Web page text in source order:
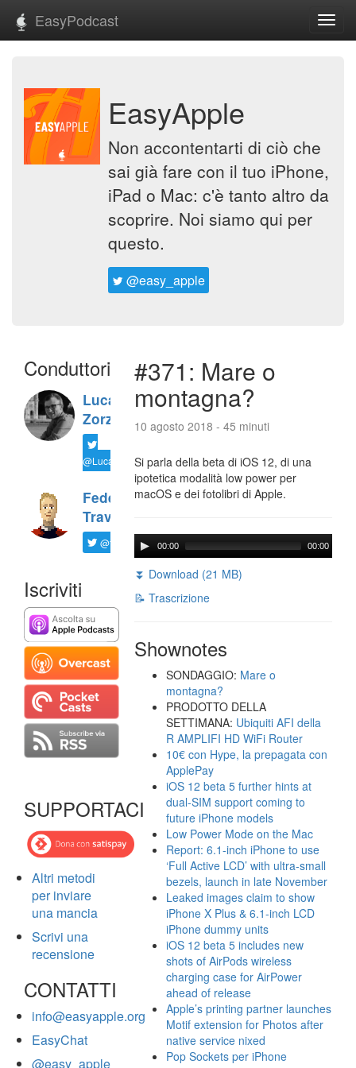
EasyPodcast
EasyApple
Non accontentarti di ciò che
sai già fare con il tuo iPhone,
iPad o Mac: c'è tanto altro da
scoprire. Noi siamo qui per
questo.
@easy_apple
Conduttori
Luca
Zorzi
@LucaTNT
Federico
Travaini
@ftrava
Iscriviti
SUPPORTACI
Altri metodi
per inviare
una mancia
Scrivi una
recensione
CONTATTI
info@easyapple.org
EasyChat
@easy_apple
#371: Mare o
montagna?
10 agosto 2018 - 45 minuti
Si parla della beta di iOS 12, di una
ipotetica modalità low power per
macOS e dei fotolibri di Apple.
00:00 00:00
⏬ Download (21 MB)
📝 Trascrizione
Shownotes
SONDAGGIO: Mare o
montagna?
PRODOTTO DELLA
SETTIMANA: Ubiquiti AFI della
R AMPLIFI HD WiFi Router
10€ con Hype, la prepagata con
ApplePay
iOS 12 beta 5 further hints at
dual-SIM support coming to
future iPhone models
Low Power Mode on the Mac
Report: 6.1-inch iPhone to use
‘Full Active LCD’ with ultra-small
bezels, launch in late November
Leaked images claim to show
iPhone X Plus & 6.1-inch LCD
iPhone dummy units
iOS 12 beta 5 includes new
shots of AirPods wireless
charging case for AirPower
ahead of release
Apple’s printing partner launches
Motif extension for Photos after
native service nixed
Pop Sockets per iPhone